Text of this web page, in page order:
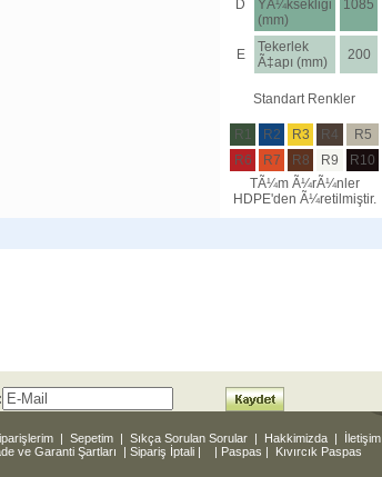
D
YÃ¼ksekliği
(mm)
1085
E
Tekerlek
Ã‡apı (mm)
200
Standart Renkler
R1 R2 R3 R4
R5
R6
R7 R8 R9
R10
TÃ¼m Ã¼rÃ¼nler
HDPE'den Ã¼retilmiştir.
| Sepetim| Sıkça Sorulan Sorular| Hakkimizda|
İletişim
ve Garanti Şartları | Sipariş İptali | | Paspas | Kıvırcık Paspas